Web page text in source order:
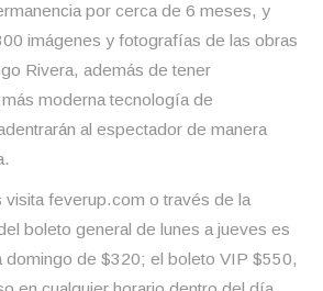
por cerca de 6 meses, y
imágenes y fotografías de las obras
Rivera, además de tener
moderna tecnología de
al espectador de manera
visita feverup.com o través de la
boleto general de lunes a jueves es
domingo de $320; el boleto VIP $550,